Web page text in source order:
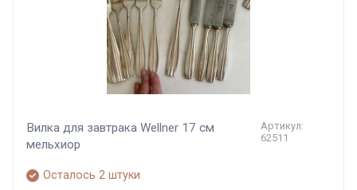
Вилка для завтрака Wellner 17 см
мельхиор
Артикул:
62511
Осталось 2 штуки